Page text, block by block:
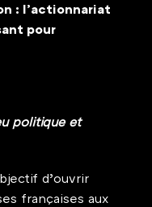
: l’actionnariat
pour
politique et
d’ouvrir
françaises aux